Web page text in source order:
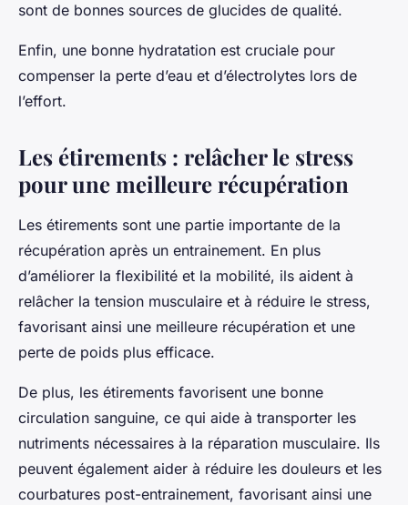
sont de bonnes sources de glucides de qualité.
Enfin, une bonne hydratation est cruciale pour
compenser la perte d’eau et d’électrolytes lors de
l’effort.
Les étirements : relâcher le stress
pour une meilleure récupération
Les étirements sont une partie importante de la
récupération après un entrainement. En plus
d’améliorer la flexibilité et la mobilité, ils aident à
relâcher la tension musculaire et à réduire le stress,
favorisant ainsi une meilleure récupération et une
perte de poids plus efficace.
De plus, les étirements favorisent une bonne
circulation sanguine, ce qui aide à transporter les
nutriments nécessaires à la réparation musculaire. Ils
peuvent également aider à réduire les douleurs et les
courbatures post-entrainement, favorisant ainsi une